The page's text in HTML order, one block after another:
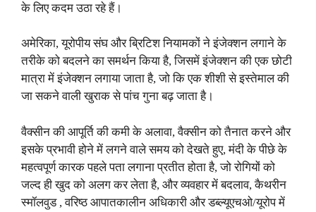
के लिए कदम उठा रहे हैं।
अमेरिका, यूरोपीय संघ और ब्रिटिश नियामकों ने इंजेक्शन लगाने के
तरीके को बदलने का समर्थन किया है, जिसमें इंजेक्शन की एक छोटी
मात्रा में इंजेक्शन लगाया जाता है, जो कि एक शीशी से इस्तेमाल की
जा सकने वाली खुराक से पांच गुना बढ़ जाता है।
वैक्सीन की आपूर्ति की कमी के अलावा, वैक्सीन को तैनात करने और
इसके प्रभावी होने में लगने वाले समय को देखते हुए, मंदी के पीछे के
महत्वपूर्ण कारक पहले पता लगाना प्रतीत होता है, जो रोगियों को
जल्द ही खुद को अलग कर लेता है, और व्यवहार में बदलाव, कैथरीन
स्मॉलवुड , वरिष्ठ आपातकालीन अधिकारी और डब्ल्यूएचओ/यूरोप में